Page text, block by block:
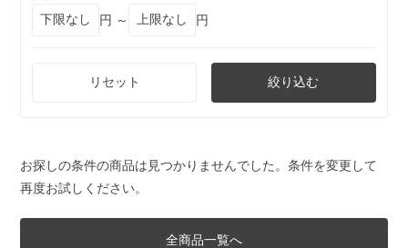
円 ～
円
リセット 絞り込む
お探しの条件の商品は見つかりませんでした。条件を変更して
再度お試しください。
全商品一覧へ